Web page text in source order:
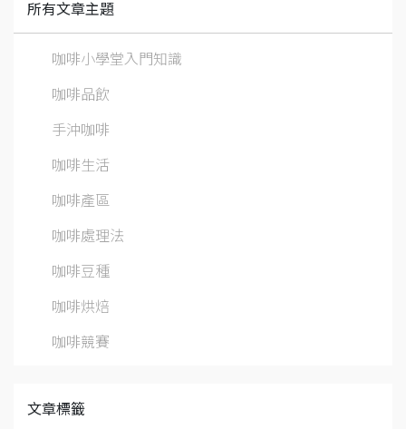
所有文章主題
咖啡小學堂入門知識
咖啡品飲
手沖咖啡
咖啡生活
咖啡產區
咖啡處理法
咖啡豆種
咖啡烘焙
咖啡競賽
文章標籤